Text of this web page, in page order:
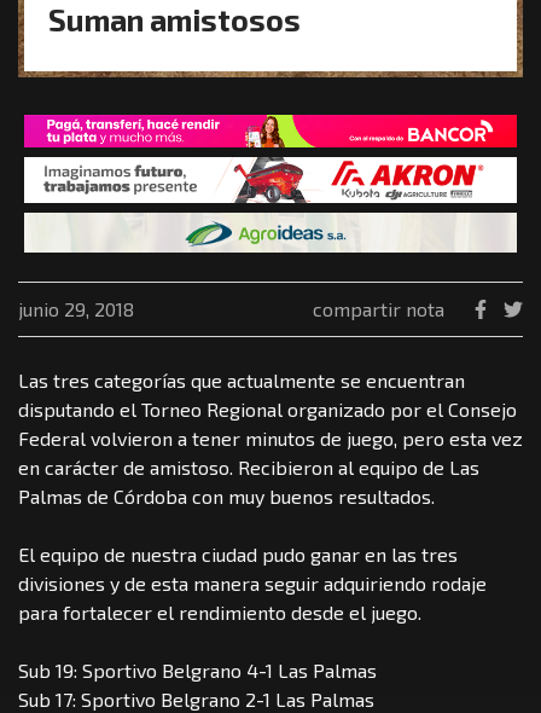
Suman amistosos
junio 29, 2018 compartir nota
Las tres categorías que actualmente se encuentran
disputando el Torneo Regional organizado por el Consejo
Federal volvieron a tener minutos de juego, pero esta vez
en carácter de amistoso. Recibieron al equipo de Las
Palmas de Córdoba con muy buenos resultados.
El equipo de nuestra ciudad pudo ganar en las tres
divisiones y de esta manera seguir adquiriendo rodaje
para fortalecer el rendimiento desde el juego.
Sub 19: Sportivo Belgrano 4-1 Las Palmas
Sub 17: Sportivo Belgrano 2-1 Las Palmas